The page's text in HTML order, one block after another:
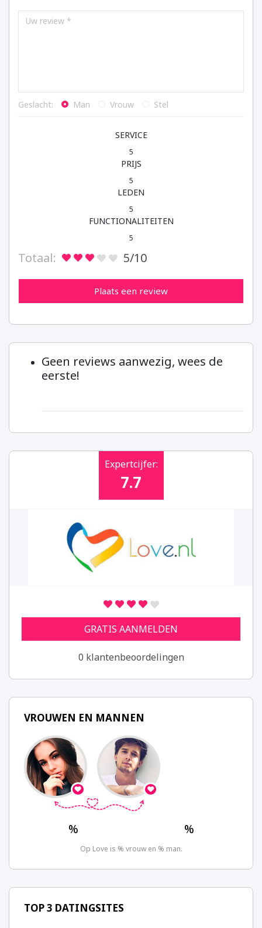
Geslacht: Man Vrouw Stel
SERVICE
5
PRIJS
5
LEDEN
5
FUNCTIONALITEITEN
5
Totaal: 5/10
Plaats een review
Geen reviews aanwezig, wees de
eerste!
Expertcijfer:
7.7
GRATIS AANMELDEN
0 klantenbeoordelingen
VROUWEN EN MANNEN
% %
Op Love is % vrouw en % man.
TOP 3 DATINGSITES